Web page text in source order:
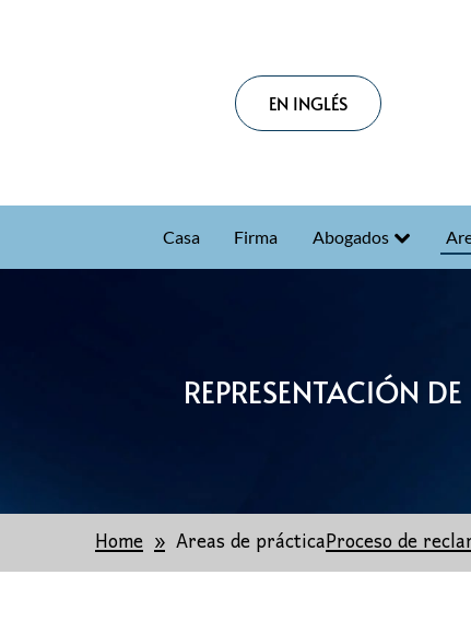
EN INGLÉS
Casa Firma Abogados
REPRESENTACIÓN
Home Areas de prácticaProceso de